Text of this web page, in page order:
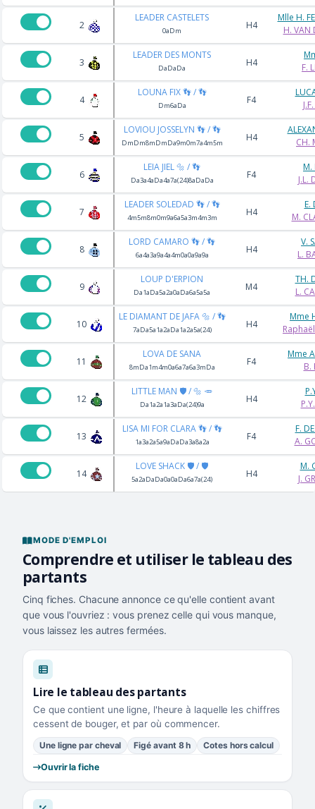
2
LEADER CASTELETS
0aDm H4
Mlle H.
H. VAN
3
LEADER DES MONTS
DaDaDa H4
F.
4
LOUNA FIX 👣 / 👣
Dm6aDa F4
5
LOVIOU JOSSELYN 👣 / 👣
DmDm8mDmDa9m0m7a4m5m H4
CH.
6
LEIA JIEL 🔩 / 👣
Da3a4aDa4a7a(24)8aDaDa F4
M.
J.L.
7
LEADER SOLEDAD 👣 / 👣
4m5m8m0m9a6a5a3m4m3m H4
E.
M.
8
LORD CAMARO 👣 / 👣
6a4a3a9a4a4m0a0a9a9a H4
V.
L.
9
LOUP D'ERPION
Da1aDa5a2a0aDa6a5a5a M4
TH.
L.
10
LE DIAMANT DE JAFA 🔩 / 👣
7aDa5a1a2aDa1a2a5a(24) H4
Mme
11
LOVA DE SANA
8mDa1m4m0a6a7a6a3mDa F4
Mme
B.
12
LITTLE MAN 🛡️ / 🔩 🥕
Da1a2a1a3aDa(24)9a H4
13
LISA MI FOR CLARA 👣 / 👣
1a3a2a5a9aDaDa3a8a2a F4
F.
A.
14
LOVE SHACK 🛡️ / 🛡️
5a2aDaDa0a0aDa6a7a(24) H4
M.
J.
MODE D'EMPLOI
Comprendre et utiliser le tableau des
partants
Cinq fiches. Chacune annonce ce qu'elle contient avant
que vous l'ouvriez : vous prenez celle qui vous manque,
vous laissez les autres fermées.
Lire le tableau des partants
Ce que contient une ligne, l'heure à laquelle les chiffres
cessent de bouger, et par où commencer.
Une ligne par cheval Figé avant 8 h Cotes hors calcul
Ouvrir la fiche